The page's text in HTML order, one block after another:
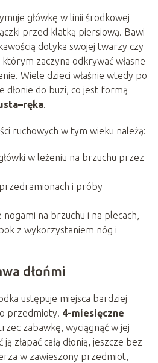
główkę w linii środkowej
przed klatką piersiową. Bawi
dotyka swojej twarzy czy
zaczyna odkrywać własne
Wiele dzieci właśnie wtedy po
dłonie do buzi, co jest formą
.
ruchowych w tym wieku należą:
w leżeniu na brzuchu przez
i próby
na brzuchu i na plecach,
z wykorzystaniem nóg i
dłońmi
ustępuje miejsca bardziej
przedmioty. 4-miesięczne
zabawkę, wyciągnąć w jej
złapać całą dłonią, jeszcze bez
w zawieszony przedmiot,